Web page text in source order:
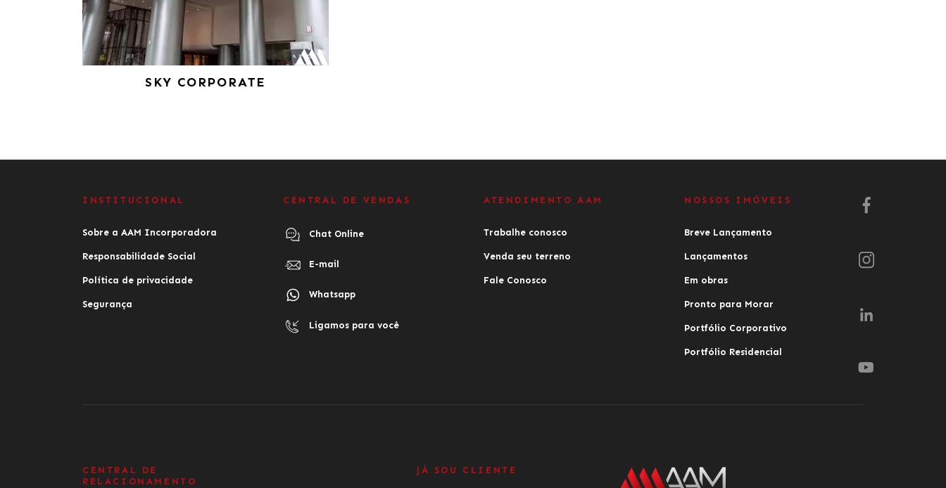
SKY CORPORATE
INSTITUCIONAL
Sobre a AAM Incorporadora
Responsabilidade Social
Política de privacidade
Segurança
CENTRAL DE VENDAS
Chat Online
E-mail
Whatsapp
Ligamos para você
ATENDIMENTO AAM
Trabalhe conosco
Venda seu terreno
Fale Conosco
NOSSOS IMÓVEIS
Breve Lançamento
Lançamentos
Em obras
Pronto para Morar
Portfólio Corporativo
Portfólio Residencial
CENTRAL DE
RELACIONAMENTO
JÁ SOU CLIENTE